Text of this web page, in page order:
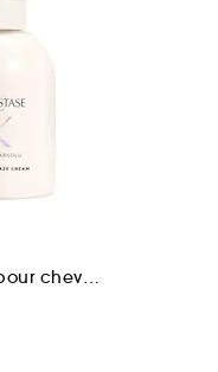
Crème de soin pour cheveux épais avec frisottis